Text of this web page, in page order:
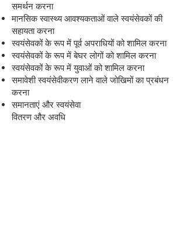
समर्थन करना
मानसिक स्वास्थ्य आवश्यकताओं वाले स्वयंसेवकों की
सहायता करना
स्वयंसेवकों के रूप में पूर्व अपराधियों को शामिल करना
स्वयंसेवकों के रूप में बेघर लोगों को शामिल करना
स्वयंसेवकों के रूप में युवाओं को शामिल करना
समावेशी स्वयंसेवीकरण लाने वाले जोखिमों का प्रबंधन
करना
समानताएं और स्वयंसेवा
वितरण और अवधि